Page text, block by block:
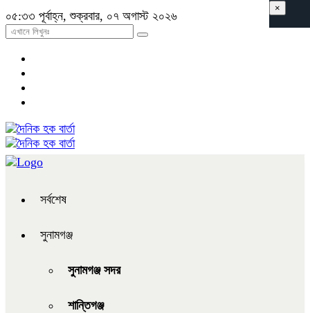
০৫:৩৩ পূর্বাহ্ন, শুক্রবার, ০৭ অগাস্ট ২০২৬
সর্বশেষ
সুনামগঞ্জ
সুনামগঞ্জ সদর
শান্তিগঞ্জ
×